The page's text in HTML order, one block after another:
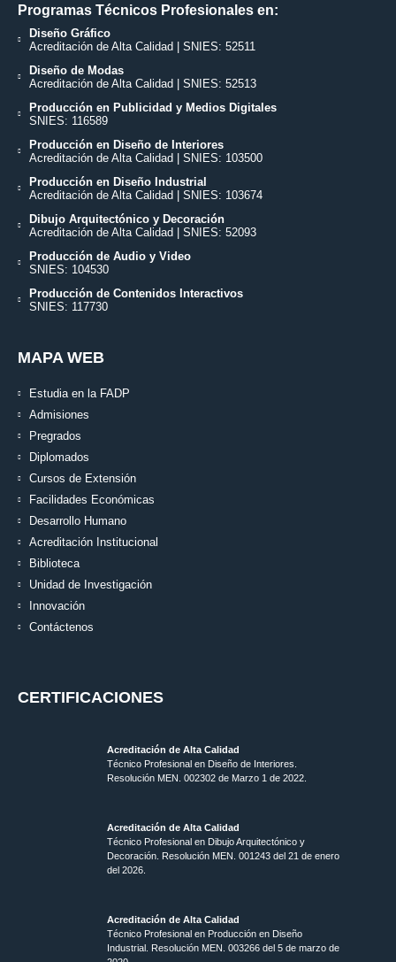
Programas Técnicos Profesionales en:
Diseño Gráfico
Acreditación de Alta Calidad | SNIES: 52511
Diseño de Modas
Acreditación de Alta Calidad | SNIES: 52513
Producción en Publicidad y Medios Digitales
SNIES: 116589
Producción en Diseño de Interiores
Acreditación de Alta Calidad | SNIES: 103500
Producción en Diseño Industrial
Acreditación de Alta Calidad | SNIES: 103674
Dibujo Arquitectónico y Decoración
Acreditación de Alta Calidad | SNIES: 52093
Producción de Audio y Video
SNIES: 104530
Producción de Contenidos Interactivos
SNIES: 117730
MAPA WEB
Estudia en la FADP
Admisiones
Pregrados
Diplomados
Cursos de Extensión
Facilidades Económicas
Desarrollo Humano
Acreditación Institucional
Biblioteca
Unidad de Investigación
Innovación
Contáctenos
CERTIFICACIONES
Acreditación de Alta Calidad
Técnico Profesional en Diseño de Interiores.
Resolución MEN. 002302 de Marzo 1 de 2022.
Acreditación de Alta Calidad
Técnico Profesional en Dibujo Arquitectónico y
Decoración. Resolución MEN. 001243 del 21 de enero
del 2026.
Acreditación de Alta Calidad
Técnico Profesional en Producción en Diseño
Industrial. Resolución MEN. 003266 del 5 de marzo de